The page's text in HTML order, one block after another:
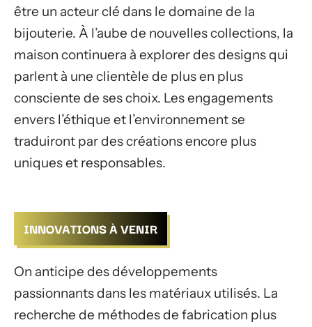
être un acteur clé dans le domaine de la
bijouterie. À l’aube de nouvelles collections, la
maison continuera à explorer des designs qui
parlent à une clientèle de plus en plus
consciente de ses choix. Les engagements
envers l’éthique et l’environnement se
traduiront par des créations encore plus
uniques et responsables.
INNOVATIONS À VENIR
On anticipe des développements
passionnants dans les matériaux utilisés. La
recherche de méthodes de fabrication plus